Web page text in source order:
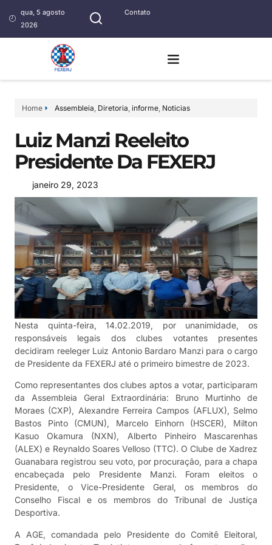
qua, 5 agosto
2026
Contato
Home Assembleia, Diretoria, informe, Noticias
Luiz Manzi Reeleito
Presidente Da FEXERJ
janeiro 29, 2023
Nesta quinta-feira, 14.02.2019, por unanimidade, os
responsáveis legais dos clubes votantes presentes
decidiram reeleger Luiz Antonio Bardaro Manzi para o cargo
de Presidente da FEXERJ até o primeiro bimestre de 2023.
Como representantes dos clubes aptos a votar, participaram
da Assembleia Geral Extraordinária: Bruno Murtinho de
Moraes (CXP), Alexandre Ferreira Campos (AFLUX), Selmo
Bastos Pinto (CMUN), Marcelo Einhorn (HSCER), Milton
Kasuo Okamura (NXN), Alberto Pinheiro Mascarenhas
(ALEX) e Reynaldo Soares Velloso (TTC). O Clube de Xadrez
Guanabara registrou seu voto, por procuração, para a chapa
encabeçada pelo Presidente Manzi. Foram eleitos o
Presidente, o Vice-Presidente Geral, os membros do
Conselho Fiscal e os membros do Tribunal de Justiça
Desportiva.
A AGE, comandada pelo Presidente do Comitê Eleitoral,